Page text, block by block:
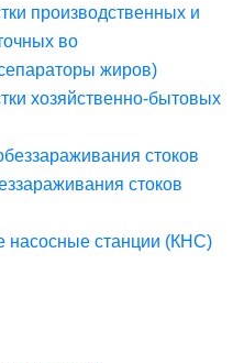
производственных и
во
жиров)
хозяйственно-бытовых
стоков
стоков
насосные станции (КНС)